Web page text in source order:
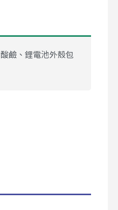
鹼、鋰電池外殼包